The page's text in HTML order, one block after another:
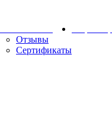
Отзывы
Сертификаты